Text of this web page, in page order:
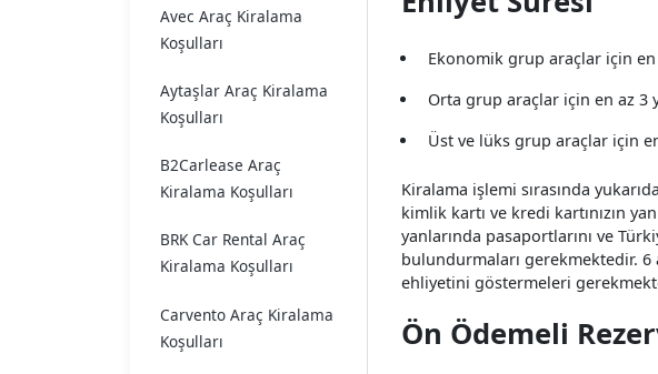
Avec Araç Kiralama
Koşulları
Aytaşlar Araç Kiralama
Koşulları
B2Carlease Araç
Kiralama Koşulları
BRK Car Rental Araç
Kiralama Koşulları
Carvento Araç Kiralama
Koşulları
Ekonomik grup araçlar için en
Orta grup araçlar için en az 3
Üst ve lüks grup araçlar için
Kiralama işlemi sırasında
kimlik kartı ve kredi kartınızın
yanlarında pasaportlarını ve
bulundurmaları gerekmektedir.
ehliyetini göstermeleri
Ön Ödemeli